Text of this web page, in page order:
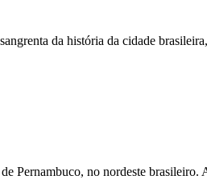
da história da cidade
Pernambuco, no nordeste